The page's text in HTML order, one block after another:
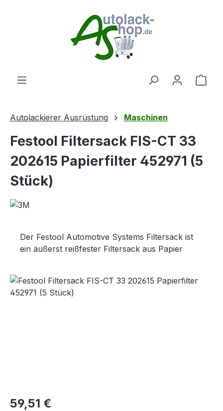
Autolackierer Ausrüstung Maschinen
Festool Filtersack FIS-CT 33
202615 Papierfilter 452971 (5
Stück)
Der Festool Automotive Systems Filtersack ist
ein äußerst reißfester Filtersack aus Papier
Bildergalerie überspringen
Regulärer Preis:
59,51 €